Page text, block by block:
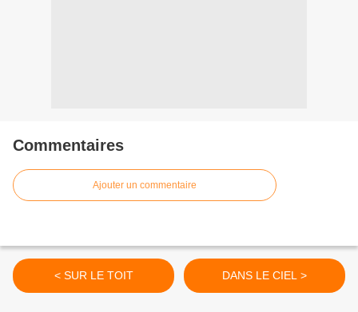
Commentaires
Ajouter un commentaire
< SUR LE TOIT DANS LE CIEL >